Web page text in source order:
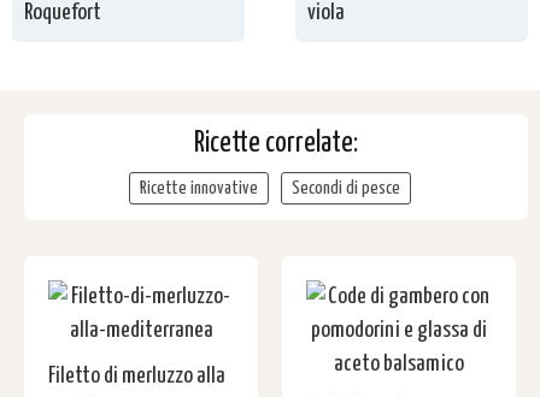
Roquefort
viola
Ricette correlate:
Ricette innovative Secondi di pesce
Filetto di merluzzo alla